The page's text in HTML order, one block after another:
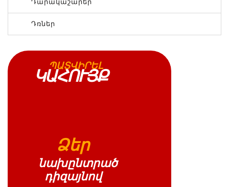
Դարակաշարեր
Դռներ
ՊԱՏՎԻՐԵԼ
ԿԱՀՈՒՅՔ
Ձեր
նախընտրած
դիզայնով